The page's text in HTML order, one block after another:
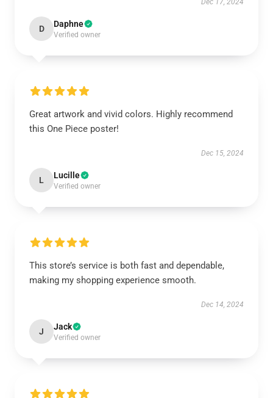
Dec 17, 2024
D Daphne
Verified owner
Great artwork and vivid colors. Highly recommend
this One Piece poster!
Dec 15, 2024
L Lucille
Verified owner
This store’s service is both fast and dependable,
making my shopping experience smooth.
Dec 14, 2024
J Jack
Verified owner